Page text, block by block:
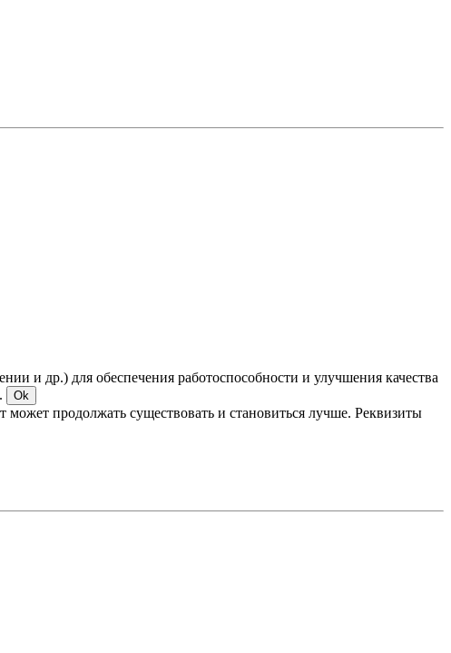
и др.) для обеспечения работоспособности и улучшения качества
Ok
продолжать существовать и становиться лучше. Реквизиты